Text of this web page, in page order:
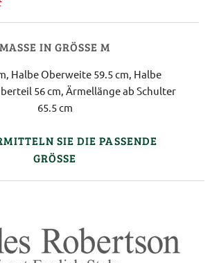
MASSE IN GRÖSSE M
Halbe Oberweite 59.5 cm, Halbe
56 cm, Ärmellänge ab Schulter
65.5 cm
SIE DIE PASSENDE
GRÖSSE